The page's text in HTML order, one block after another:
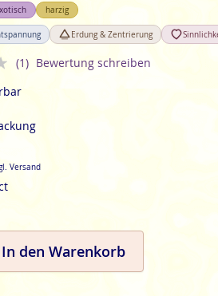
harzig
Erdung & Zentrierung
(1) Bewertung schreiben
Versand
In den Warenkorb